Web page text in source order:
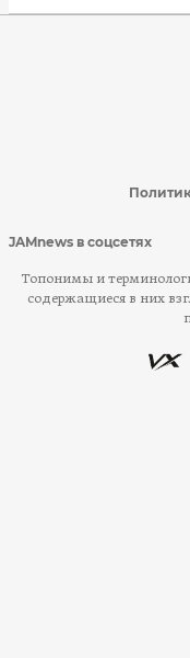
JAMnews в соцсетях
Топонимы и
содержащиеся в них